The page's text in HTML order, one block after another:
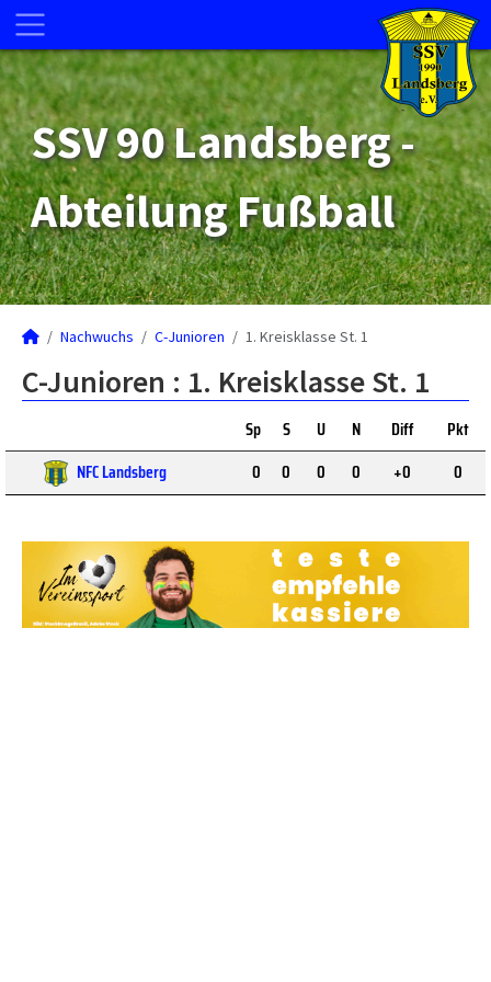
SSV 90 Landsberg -
Abteilung Fußball
Nachwuchs C-Junioren 1. Kreisklasse St. 1
C-Junioren : 1. Kreisklasse St. 1
Sp S U N Diff
Pkt
NFC Landsberg
0 0 0 0 +0 0